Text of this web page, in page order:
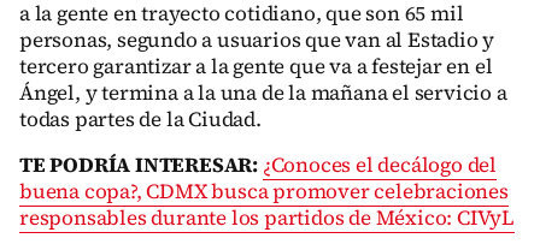
a la gente en trayecto cotidiano, que son 65 mil
personas, segundo a usuarios que van al Estadio y
tercero garantizar a la gente que va a festejar en el
Ángel, y termina a la una de la mañana el servicio a
todas partes de la Ciudad.
TE PODRÍA INTERESAR: ¿Conoces el decálogo del
buena copa?, CDMX busca promover celebraciones
responsables durante los partidos de México: CIVyL